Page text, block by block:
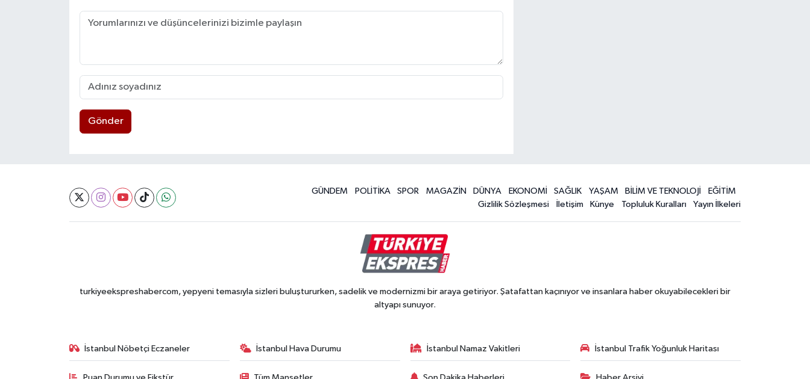
Gönder
GÜNDEM POLİTİKA SPOR MAGAZİN DÜNYA EKONOMİ SAĞLIK YAŞAM BİLİM VE TEKNOLOJİ
EĞİTİM
Gizlilik Sözleşmesi
İletişim Künye Topluluk Kuralları Yayın İlkeleri
turkiyeekspreshabercom, yepyeni temasıyla sizleri buluştururken, sadelik ve modernizmi bir araya getiriyor. Şatafattan kaçınıyor ve insanlara haber okuyabilecekleri bir
altyapı sunuyor.
İstanbul Nöbetçi Eczaneler İstanbul Hava Durumu İstanbul Namaz Vakitleri İstanbul Trafik Yoğunluk Haritası